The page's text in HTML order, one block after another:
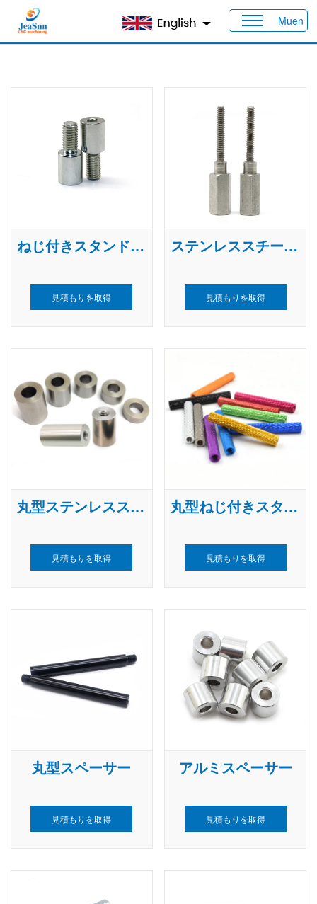
Muen
家> カスタムスタンドオフスペーサー
ねじ付きスタンドオフスペーサー
見積もりを取得
ステンレススチールスタンドオフ
見積もりを取得
丸型ステンレススペーサー
見積もりを取得
丸型ねじ付きスタンドオフ
見積もりを取得
丸型スペーサー
見積もりを取得
アルミスペーサー
見積もりを取得